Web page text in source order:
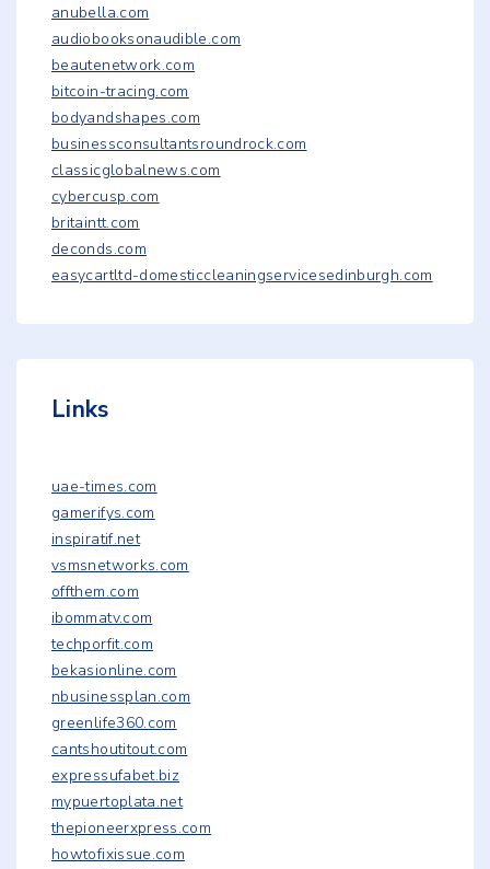
anubella.com
audiobooksonaudible.com
beautenetwork.com
bitcoin-tracing.com
bodyandshapes.com
businessconsultantsroundrock.com
classicglobalnews.com
cybercusp.com
britaintt.com
deconds.com
easycartltd-domesticcleaningservicesedinburgh.com
Links
uae-times.com
gamerifys.com
inspiratif.net
vsmsnetworks.com
offthem.com
ibommatv.com
techporfit.com
bekasionline.com
nbusinessplan.com
greenlife360.com
cantshoutitout.com
expressufabet.biz
mypuertoplata.net
thepioneerxpress.com
howtofixissue.com